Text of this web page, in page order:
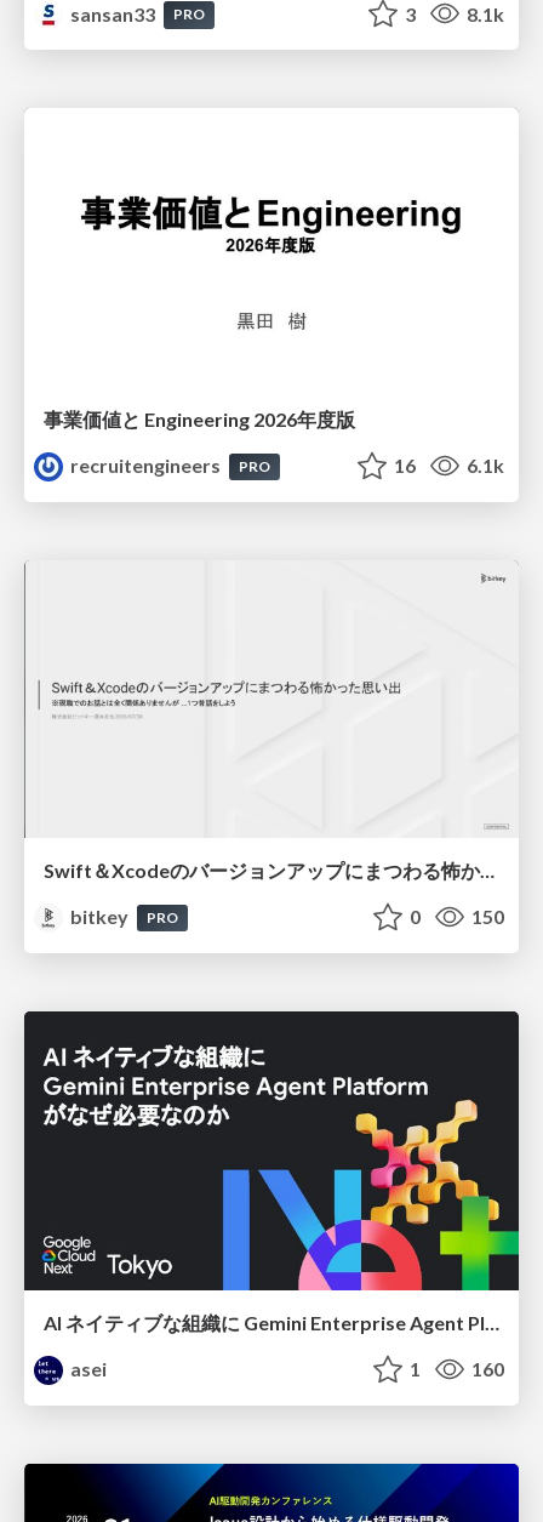
sansan33
PRO 3 8.1k
事業価値と Engineering 2026年度版
recruitengineers
PRO 16 6.1k
Swift＆Xcodeのバージョンアップにまつわる怖かった思い出 / Scary Memories of Swift and Xcode Updates
bitkey
PRO 0 150
asei
1 160